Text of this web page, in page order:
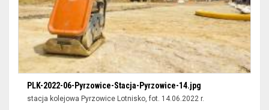
wybrać
przycisk
filtruj.
PLK-2022-06-Pyrzowice-Stacja-Pyrzowice-14.jpg
stacja kolejowa Pyrzowice Lotnisko, fot. 14.06.2022 r.